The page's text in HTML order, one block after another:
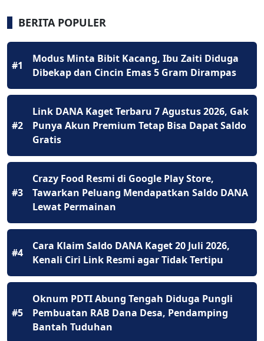
BERITA POPULER
#1
Modus Minta Bibit Kacang, Ibu Zaiti Diduga
Dibekap dan Cincin Emas 5 Gram Dirampas
#2
Link DANA Kaget Terbaru 7 Agustus 2026, Gak
Punya Akun Premium Tetap Bisa Dapat Saldo
Gratis
#3
Crazy Food Resmi di Google Play Store,
Tawarkan Peluang Mendapatkan Saldo DANA
Lewat Permainan
#4
Cara Klaim Saldo DANA Kaget 20 Juli 2026,
Kenali Ciri Link Resmi agar Tidak Tertipu
#5
Oknum PDTI Abung Tengah Diduga Pungli
Pembuatan RAB Dana Desa, Pendamping
Bantah Tuduhan